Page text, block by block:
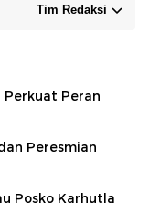
Tim Redaksi
Perkuat Peran
Peresmian
Posko Karhutla